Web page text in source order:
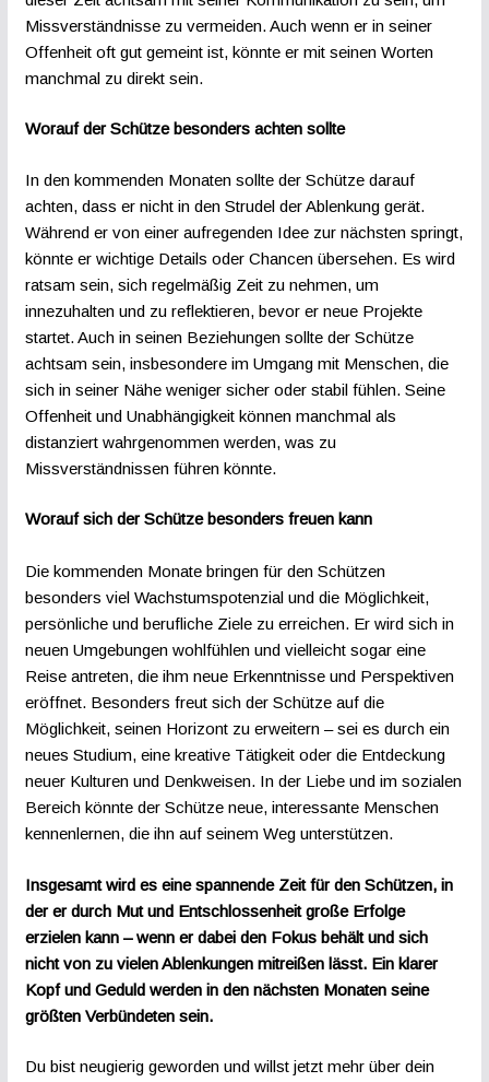
Missverständnisse zu vermeiden. Auch wenn er in seiner
Offenheit oft gut gemeint ist, könnte er mit seinen Worten
manchmal zu direkt sein.
Worauf der Schütze besonders achten sollte
In den kommenden Monaten sollte der Schütze darauf
achten, dass er nicht in den Strudel der Ablenkung gerät.
Während er von einer aufregenden Idee zur nächsten springt,
könnte er wichtige Details oder Chancen übersehen. Es wird
ratsam sein, sich regelmäßig Zeit zu nehmen, um
innezuhalten und zu reflektieren, bevor er neue Projekte
startet. Auch in seinen Beziehungen sollte der Schütze
achtsam sein, insbesondere im Umgang mit Menschen, die
sich in seiner Nähe weniger sicher oder stabil fühlen. Seine
Offenheit und Unabhängigkeit können manchmal als
distanziert wahrgenommen werden, was zu
Missverständnissen führen könnte.
Worauf sich der Schütze besonders freuen kann
Die kommenden Monate bringen für den Schützen
besonders viel Wachstumspotenzial und die Möglichkeit,
persönliche und berufliche Ziele zu erreichen. Er wird sich in
neuen Umgebungen wohlfühlen und vielleicht sogar eine
Reise antreten, die ihm neue Erkenntnisse und Perspektiven
eröffnet. Besonders freut sich der Schütze auf die
Möglichkeit, seinen Horizont zu erweitern – sei es durch ein
neues Studium, eine kreative Tätigkeit oder die Entdeckung
neuer Kulturen und Denkweisen. In der Liebe und im sozialen
Bereich könnte der Schütze neue, interessante Menschen
kennenlernen, die ihn auf seinem Weg unterstützen.
Insgesamt wird es eine spannende Zeit für den Schützen, in
der er durch Mut und Entschlossenheit große Erfolge
erzielen kann – wenn er dabei den Fokus behält und sich
nicht von zu vielen Ablenkungen mitreißen lässt. Ein klarer
Kopf und Geduld werden in den nächsten Monaten seine
größten Verbündeten sein.
Du bist neugierig geworden und willst jetzt mehr über dein